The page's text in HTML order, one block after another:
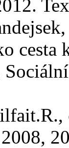
cesta